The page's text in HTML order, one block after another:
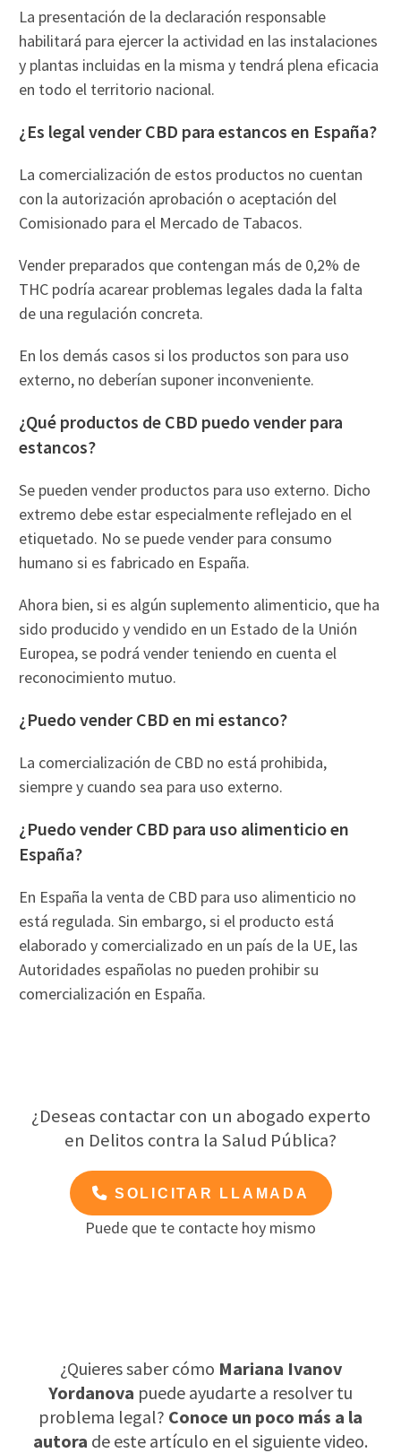
La presentación de la declaración responsable
habilitará para ejercer la actividad en las instalaciones
y plantas incluidas en la misma y tendrá plena eficacia
en todo el territorio nacional.
¿Es legal vender CBD para estancos en España?
La comercialización de estos productos no cuentan
con la autorización aprobación o aceptación del
Comisionado para el Mercado de Tabacos.
Vender preparados que contengan más de 0,2% de
THC podría acarear problemas legales dada la falta
de una regulación concreta.
En los demás casos si los productos son para uso
externo, no deberían suponer inconveniente.
¿Qué productos de CBD puedo vender para
estancos?
Se pueden vender productos para uso externo. Dicho
extremo debe estar especialmente reflejado en el
etiquetado. No se puede vender para consumo
humano si es fabricado en España.
Ahora bien, si es algún suplemento alimenticio, que ha
sido producido y vendido en un Estado de la Unión
Europea, se podrá vender teniendo en cuenta el
reconocimiento mutuo.
¿Puedo vender CBD en mi estanco?
La comercialización de CBD no está prohibida,
siempre y cuando sea para uso externo.
¿Puedo vender CBD para uso alimenticio en
España?
En España la venta de CBD para uso alimenticio no
está regulada. Sin embargo, si el producto está
elaborado y comercializado en un país de la UE, las
Autoridades españolas no pueden prohibir su
comercialización en España.
¿Deseas contactar con un abogado experto
en Delitos contra la Salud Pública?
SOLICITAR LLAMADA
Puede que te contacte hoy mismo
¿Quieres saber cómo Mariana Ivanov
Yordanova puede ayudarte a resolver tu
problema legal? Conoce un poco más a la
autora de este artículo en el siguiente video.